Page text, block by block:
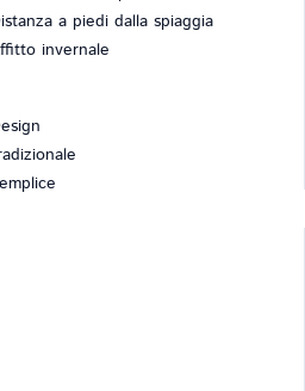
a piedi dalla spiaggia
invernale